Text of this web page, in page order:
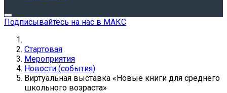
Подписывайтесь на нас в МАКС
Стартовая
Мероприятия
Новости (события)
Виртуальная выставка «Новые книги для среднего
школьного возраста»